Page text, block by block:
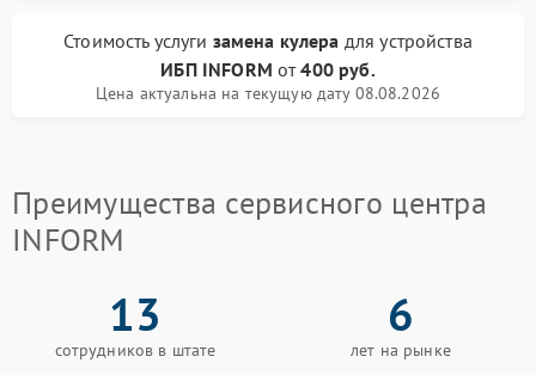
Стоимость услуги замена кулера для устройства
ИБП INFORM от400 руб.
Цена актуальна на текущую дату 08.08.2026
Преимущества сервисного центра
INFORM
13
сотрудников в штате
6
лет на рынке